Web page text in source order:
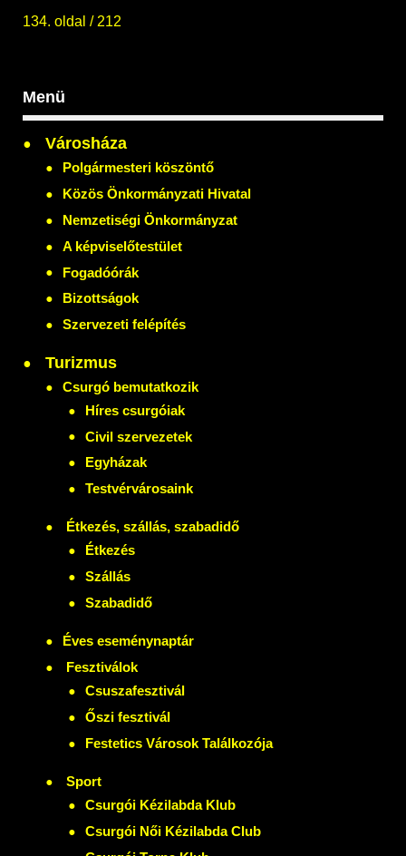
134. oldal / 212
Menü
Városháza
Polgármesteri köszöntő
Közös Önkormányzati Hivatal
Nemzetiségi Önkormányzat
A képviselőtestület
Fogadóórák
Bizottságok
Szervezeti felépítés
Turizmus
Csurgó bemutatkozik
Híres csurgóiak
Civil szervezetek
Egyházak
Testvérvárosaink
Étkezés, szállás, szabadidő
Étkezés
Szállás
Szabadidő
Éves eseménynaptár
Fesztiválok
Csuszafesztivál
Őszi fesztivál
Festetics Városok Találkozója
Sport
Csurgói Kézilabda Klub
Csurgói Női Kézilabda Club